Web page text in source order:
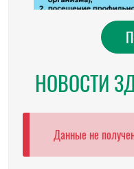
НОВОСТИ
Данные не